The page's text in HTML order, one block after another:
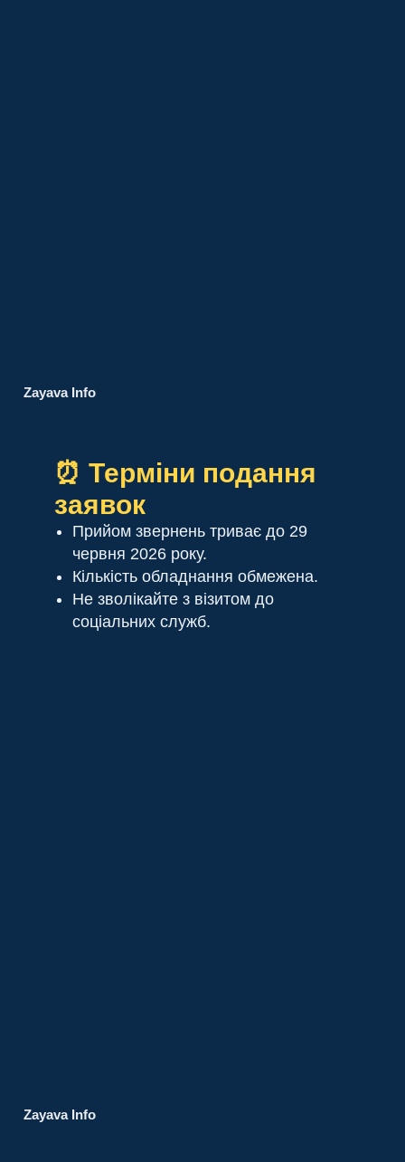
Zayava Info
⏰ Терміни подання
заявок
Прийом звернень триває до 29
червня 2026 року.
Кількість обладнання обмежена.
Не зволікайте з візитом до
соціальних служб.
Zayava Info